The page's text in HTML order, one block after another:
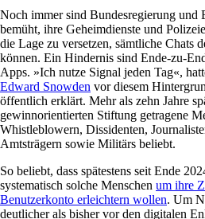
Noch immer sind Bundesregierung
bemüht, ihre Geheimdienste und
die Lage zu versetzen, sämtliche Chats
können. Ein Hindernis sind Ende-zu-
Apps. »Ich nutze Signal jeden Tag«,
Edward Snowden vor diesem
öffentlich erklärt. Mehr als zehn Jahre
gewinnorientierten Stiftung getragene
Whistleblowern, Dissidenten,
Amtsträgern sowie Militärs beliebt.
So beliebt, dass spätestens seit Ende
systematisch solche Menschen um ihre
Benutzerkonto erleichtern wollen. Um
deutlicher als bisher vor den digitalen